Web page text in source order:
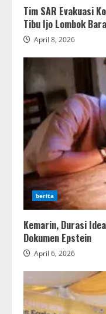
Tim SAR Evakuasi
Tibu Ijo Lombok
April 8, 2026
berita
Kemarin, Durasi
Dokumen Epstein
April 6, 2026